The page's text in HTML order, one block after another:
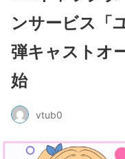
ンサービス「
弾キャストオ
始
vtub0